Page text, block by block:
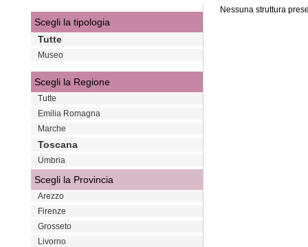
Nessuna struttura
Scegli la tipologia
Tutte
Museo
Scegli la Regione
Tutte
Emilia Romagna
Marche
Toscana
Umbria
Scegli la Provincia
Arezzo
Firenze
Grosseto
Livorno